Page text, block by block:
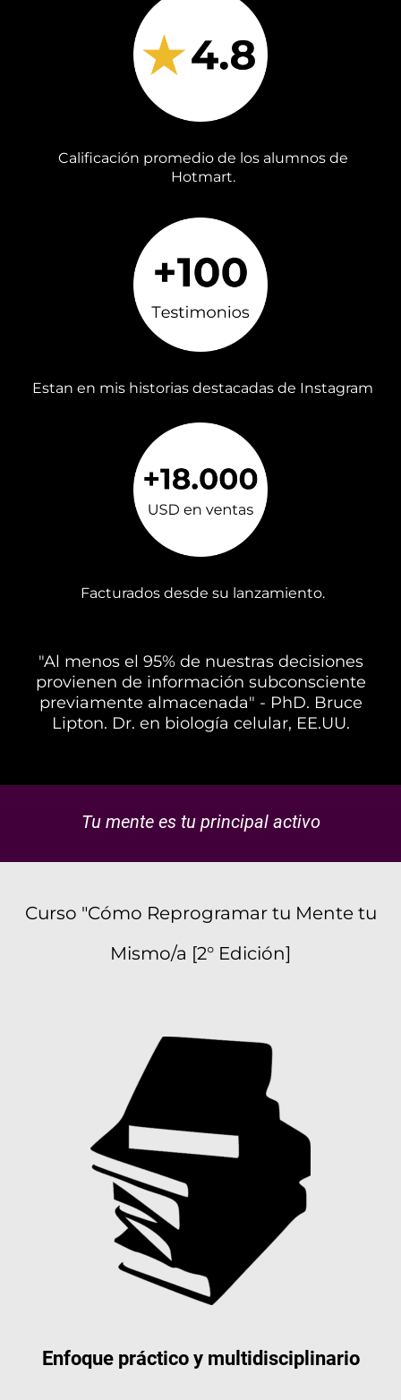
Calificación promedio de los alumnos de
Hotmart.
Estan en mis historias destacadas de Instagram
Facturados desde su lanzamiento.
"Al menos el 95% de nuestras decisiones
provienen de información subconsciente
previamente almacenada" - PhD. Bruce
Lipton. Dr. en biología celular, EE.UU.
Tu mente es tu principal activo
Curso "Cómo Reprogramar tu Mente tu
Mismo/a [2° Edición]
Enfoque práctico y multidisciplinario